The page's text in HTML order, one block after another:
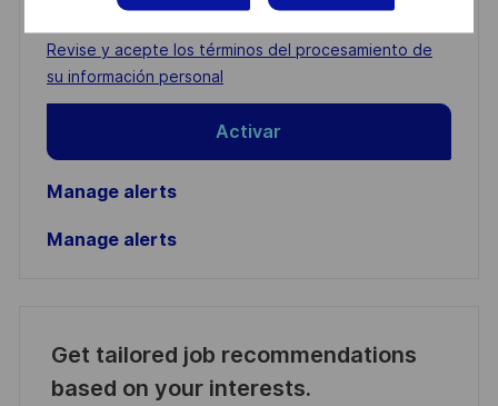
address
(Required)
Required
Revise y acepte los términos del procesamiento de
su información personal
Activar
Manage alerts
Manage alerts
Get tailored job recommendations
based on your interests.